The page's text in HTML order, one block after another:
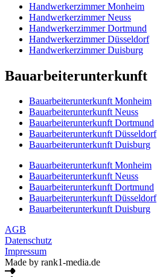
Handwerkerzimmer Monheim
Handwerkerzimmer Neuss
Handwerkerzimmer Dortmund
Handwerkerzimmer Düsseldorf
Handwerkerzimmer Duisburg
Bauarbeiterunterkunft
Bauarbeiterunterkunft Monheim
Bauarbeiterunterkunft Neuss
Bauarbeiterunterkunft Dortmund
Bauarbeiterunterkunft Düsseldorf
Bauarbeiterunterkunft Duisburg
Bauarbeiterunterkunft Monheim
Bauarbeiterunterkunft Neuss
Bauarbeiterunterkunft Dortmund
Bauarbeiterunterkunft Düsseldorf
Bauarbeiterunterkunft Duisburg
AGB
Datenschutz
Impressum
Made by rank1-media.de